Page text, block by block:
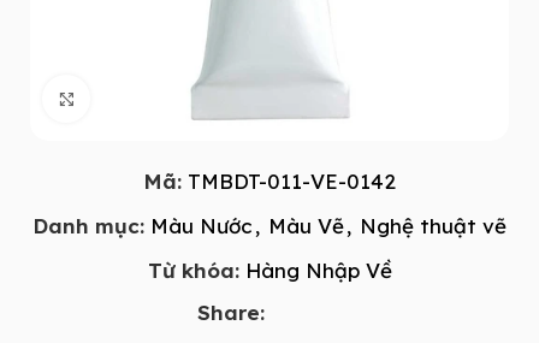
Mã: TMBDT-011-VE-0142
Danh mục: Màu Nước, Màu Vẽ, Nghệ thuật vẽ
Từ khóa: Hàng Nhập Về
Share: